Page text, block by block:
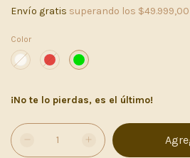
Envío gratis superando los $49.999,00
Color
¡No te lo pierdas, es el último!